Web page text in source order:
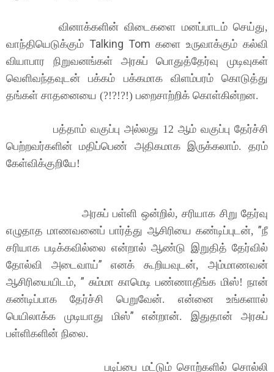
வினாக்களின் விடைகளை மனப்பாடம் செய்து,
வாந்தியெடுக்கும் Talking Tom களை உருவாக்கும் கல்வி
வியாபார நிறுவனங்கள் அரசுப் பொதுத்தேர்வு முடிவுகள்
வெளிவந்தவுடன் பக்கம் பக்கமாக விளம்பரம் கொடுத்து
தங்கள் சாதனையை (?!?!?!) பறைசாற்றிக் கொள்கின்றன.
பத்தாம் வகுப்பு அல்லது 12 ஆம் வகுப்பு தேர்ச்சி
பெற்றவர்களின் மதிப்பெண் அதிகமாக இருக்கலாம். தரம்
கேள்விக்குறியே!
அரசுப் பள்ளி ஒன்றில், சரியாக சிறு தேர்வு
எழுதாத மாணவனைப் பார்த்து ஆசிரியை கண்டிப்புடன், ”நீ
சரியாக படிக்கவில்லை என்றால் ஆண்டு இறுதித் தேர்வில்
தோல்வி அடைவாய்” எனக் கூறியவுடன், அம்மாணவன்
ஆசிரியையிடம்,” சும்மா காமெடி பண்ணாதீங்க மிஸ்! நான்
கண்டிப்பாக தேர்ச்சி பெறுவேன். என்னை உங்களால்
பெயிலாக்க முடியாது மிஸ்” என்றான். இதுதான் அரசுப்
பள்ளிகளின் நிலை.
படிப்பை மட்டும் சொற்களில் சொல்லி